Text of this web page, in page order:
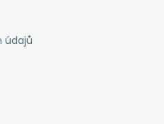
údajů